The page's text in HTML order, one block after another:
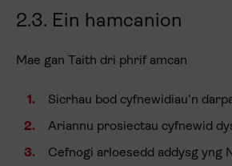
2.3. Ein hamcanion
Mae gan Taith dri phrif amcan
Sicrhau bod cyfnewidiau’n
Ariannu prosiectau cyfnewid
Cefnogi arloesedd addysg yng